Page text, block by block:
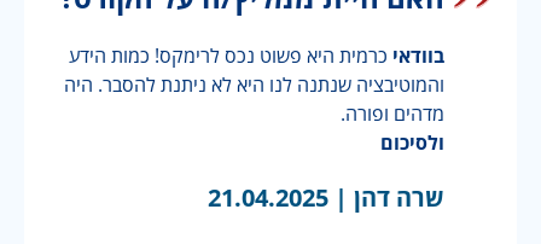
בוודאי כרמית היא פשוט נכס לרימקס! כמות הידע
והמוטיבציה שנתנה לנו היא לא ניתנת להסבר. היה
מדהים ופורה.
ולסיכום
שרה דהן | 21.04.2025